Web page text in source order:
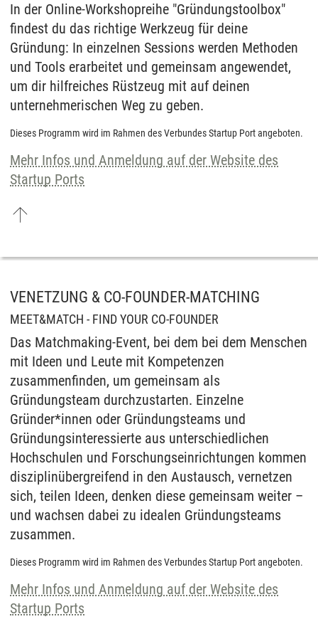
In der Online-Workshopreihe "Gründungstoolbox"
findest du das richtige Werkzeug für deine
Gründung: In einzelnen Sessions werden Methoden
und Tools erarbeitet und gemeinsam angewendet,
um dir hilfreiches Rüstzeug mit auf deinen
unternehmerischen Weg zu geben.
Dieses Programm wird im Rahmen des Verbundes Startup Port angeboten.
Mehr Infos und Anmeldung auf der Website des
Startup Ports
VENETZUNG & CO-FOUNDER-MATCHING
MEET&MATCH - FIND YOUR CO-FOUNDER
Das Matchmaking-Event, bei dem bei dem Menschen
mit Ideen und Leute mit Kompetenzen
zusammenfinden, um gemeinsam als
Gründungsteam durchzustarten. Einzelne
Gründer*innen oder Gründungsteams und
Gründungsinteressierte aus unterschiedlichen
Hochschulen und Forschungseinrichtungen kommen
disziplinübergreifend in den Austausch, vernetzen
sich, teilen Ideen, denken diese gemeinsam weiter –
und wachsen dabei zu idealen Gründungsteams
zusammen.
Dieses Programm wird im Rahmen des Verbundes Startup Port angeboten.
Mehr Infos und Anmeldung auf der Website des
Startup Ports